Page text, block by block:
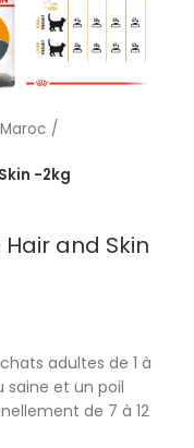
-2kg
and Skin
adultes de 1 à
saine et un poil
de 7 à 12